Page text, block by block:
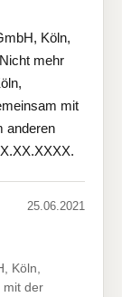
Köln,
mehr
mit
anderen
25.06.2021
Köln,
mit der